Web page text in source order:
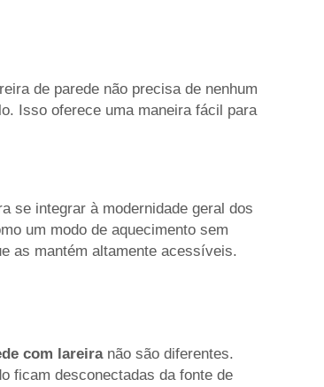
de parede não precisa de nenhum
Isso oferece uma maneira fácil para
se integrar à modernidade geral dos
um modo de aquecimento sem
as mantém altamente acessíveis.
com lareira não são diferentes.
ficam desconectadas da fonte de